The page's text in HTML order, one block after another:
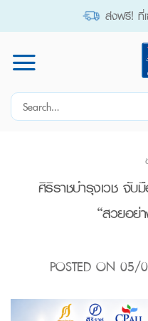
ส่งฟรี! ที่เ
Search
ศิริราชบำรุงเวช จั
“สวยอย่
POSTED ON 05/